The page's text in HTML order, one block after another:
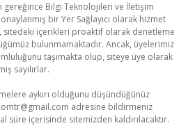
gereğince Bilgi Teknolojileri ve İletişim
bir Yer Sağlayıcı olarak hizmet
sitedeki içerikleri proaktif olarak denetleme
bulunmamaktadır. Ancak, üyelerimiz
taşımakta olup, siteye üye olarak
sayılırlar.
aykırı olduğunu düşündüğünüz
adresine bildirmeniz
süre içerisinde sitemizden kaldırılacaktır.